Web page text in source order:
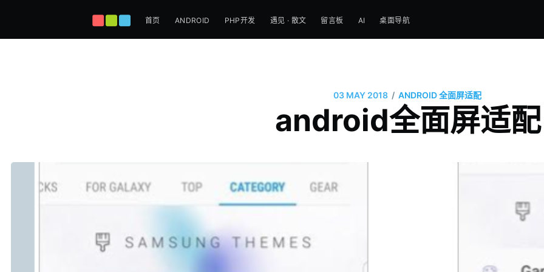
首页 ANDROID PHP开发 遇见 · 散文 留言板 AI 桌面导航
03 MAY 2018 / ANDROID全面屏适配
android全面屏适配